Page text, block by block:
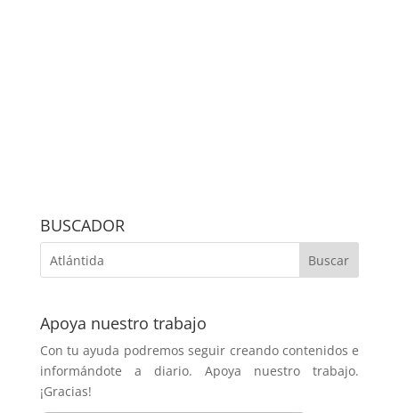
BUSCADOR
Apoya nuestro trabajo
Con tu ayuda podremos seguir creando contenidos e
informándote a diario. Apoya nuestro trabajo.
¡Gracias!